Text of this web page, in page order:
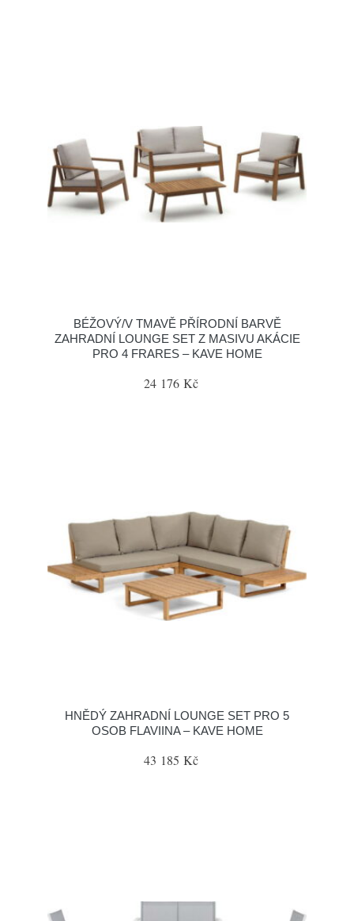
BÉŽOVÝ/V TMAVĚ PŘÍRODNÍ BARVĚ
ZAHRADNÍ LOUNGE SET Z MASIVU AKÁCIE
PRO 4 FRARES – KAVE HOME
24 176 Kč
HNĚDÝ ZAHRADNÍ LOUNGE SET PRO 5
OSOB FLAVIINA – KAVE HOME
43 185 Kč